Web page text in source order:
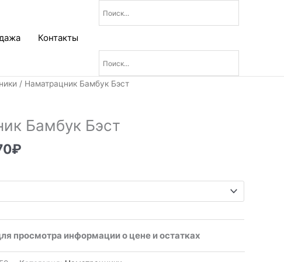
Контакты
/ Наматрацник Бамбук Бэст
Бамбук Бэст
₽
Диапазон
350₽
просмотра информации о цене и остатках